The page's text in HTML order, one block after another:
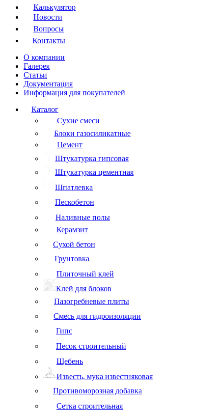
Калькулятор
Новости
Вопросы
Контакты
О компании
Галерея
Статьи
Документация
Информация для покупателей
Каталог
Сухие смеси
Блоки газосиликатные
Цемент
Штукатурка гипсовая
Штукатурка цементная
Шпатлевка
Пескобетон
Наливные полы
Керамзит
Сухой бетон
Грунтовка
Плиточный клей
Клей для блоков
Пазогребневые плиты
Смесь для гидроизоляции
Гипс
Песок строительный
Щебень
Известь, мука известняковая
Противоморозная добавка
Сетка строительная